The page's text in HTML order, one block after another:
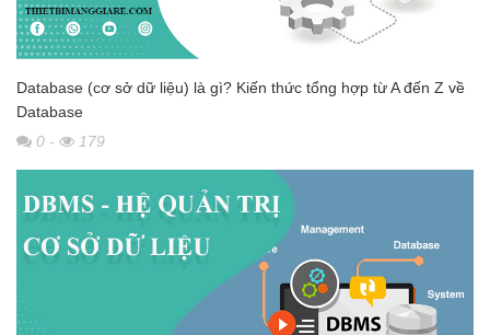
Database (cơ sở dữ liệu) là gì? Kiến thức tổng hợp từ A đến Z về
Database
0 - 179